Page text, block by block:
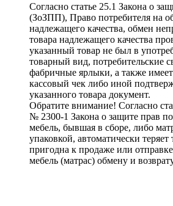
Согласно статье 25.1 Закона о
(ЗоЗПП), Право потребителя на
надлежащего качества, обмен
товара надлежащего качества
указанный товар не был в
товарный вид, потребительские
фабричные ярлыки, а также
кассовый чек либо иной
указанного товара документ.
Обратите внимание! Согласно
№ 2300-1 Закона о защите прав
мебель, бывшая в сборе, либо
упаковкой, автоматически
пригодна к продаже или
мебель (матрас) обмену и